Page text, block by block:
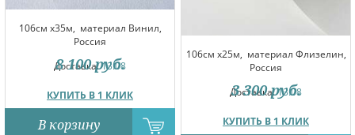
106см x35м, материал Винил,
Россия
Доставка:13.08
КУПИТЬ В 1 КЛИК
8 100 руб.
В корзину
106см x25м, материал Флизелин,
Россия
Доставка:13.08
КУПИТЬ В 1 КЛИК
3 300 руб.